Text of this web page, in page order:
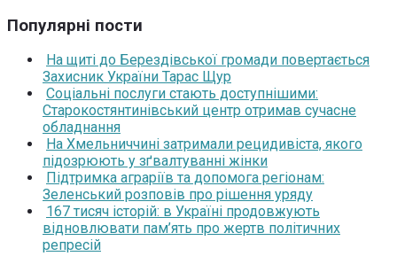
Популярні пости
На щиті до Берездівської громади повертається
Захисник України Тарас Щур
Соціальні послуги стають доступнішими:
Старокостянтинівський центр отримав сучасне
обладнання
На Хмельниччині затримали рецидивіста, якого
підозрюють у зґвалтуванні жінки
Підтримка аграріїв та допомога регіонам:
Зеленський розповів про рішення уряду
167 тисяч історій: в Україні продовжують
відновлювати пам’ять про жертв політичних
репресій